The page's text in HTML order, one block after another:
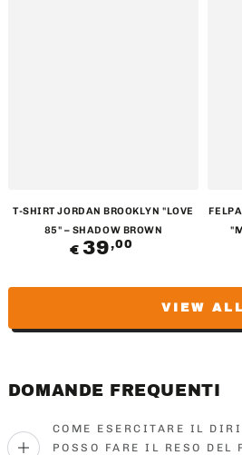
T-SHIRT JORDAN BROOKLYN "LOVE
85" – SHADOW BROWN
Regular
price
€ 39,00
VIEW ALL
DOMANDE FREQUENTI
COME ESERCITARE IL
POSSO FARE IL RESO DEL